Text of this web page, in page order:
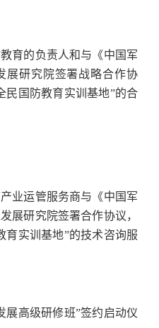
育的负责人和与《中国军
展研究院签署战略合作协
民国防教育实训基地”的合
业运管服务商与《中国军
展研究院签署合作协议，
育实训基地”的技术咨询服
展高级研修班”签约启动仪